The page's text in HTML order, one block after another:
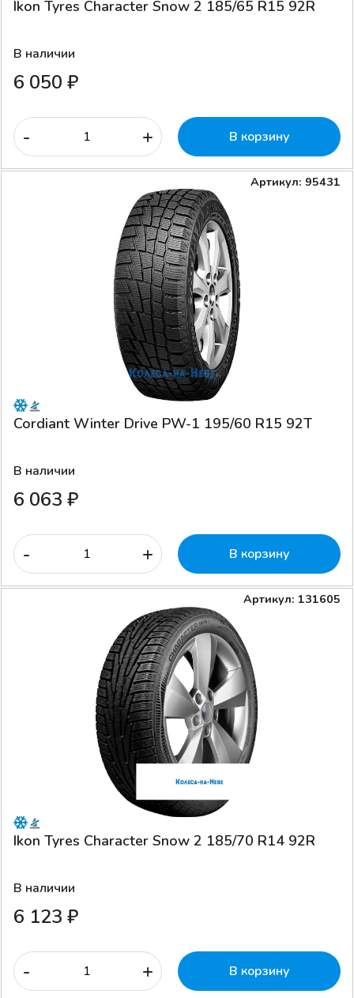
Ikon Tyres Character Snow 2 185/65 R15 92R
В наличии
6 050 ₽
- + В корзину
Артикул: 95431
Cordiant Winter Drive PW-1 195/60 R15 92T
В наличии
6 063 ₽
- + В корзину
Артикул: 131605
Ikon Tyres Character Snow 2 185/70 R14 92R
В наличии
6 123 ₽
- + В корзину